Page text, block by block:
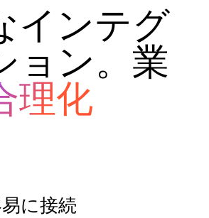
インテグ
ョン。業
理化
に接続